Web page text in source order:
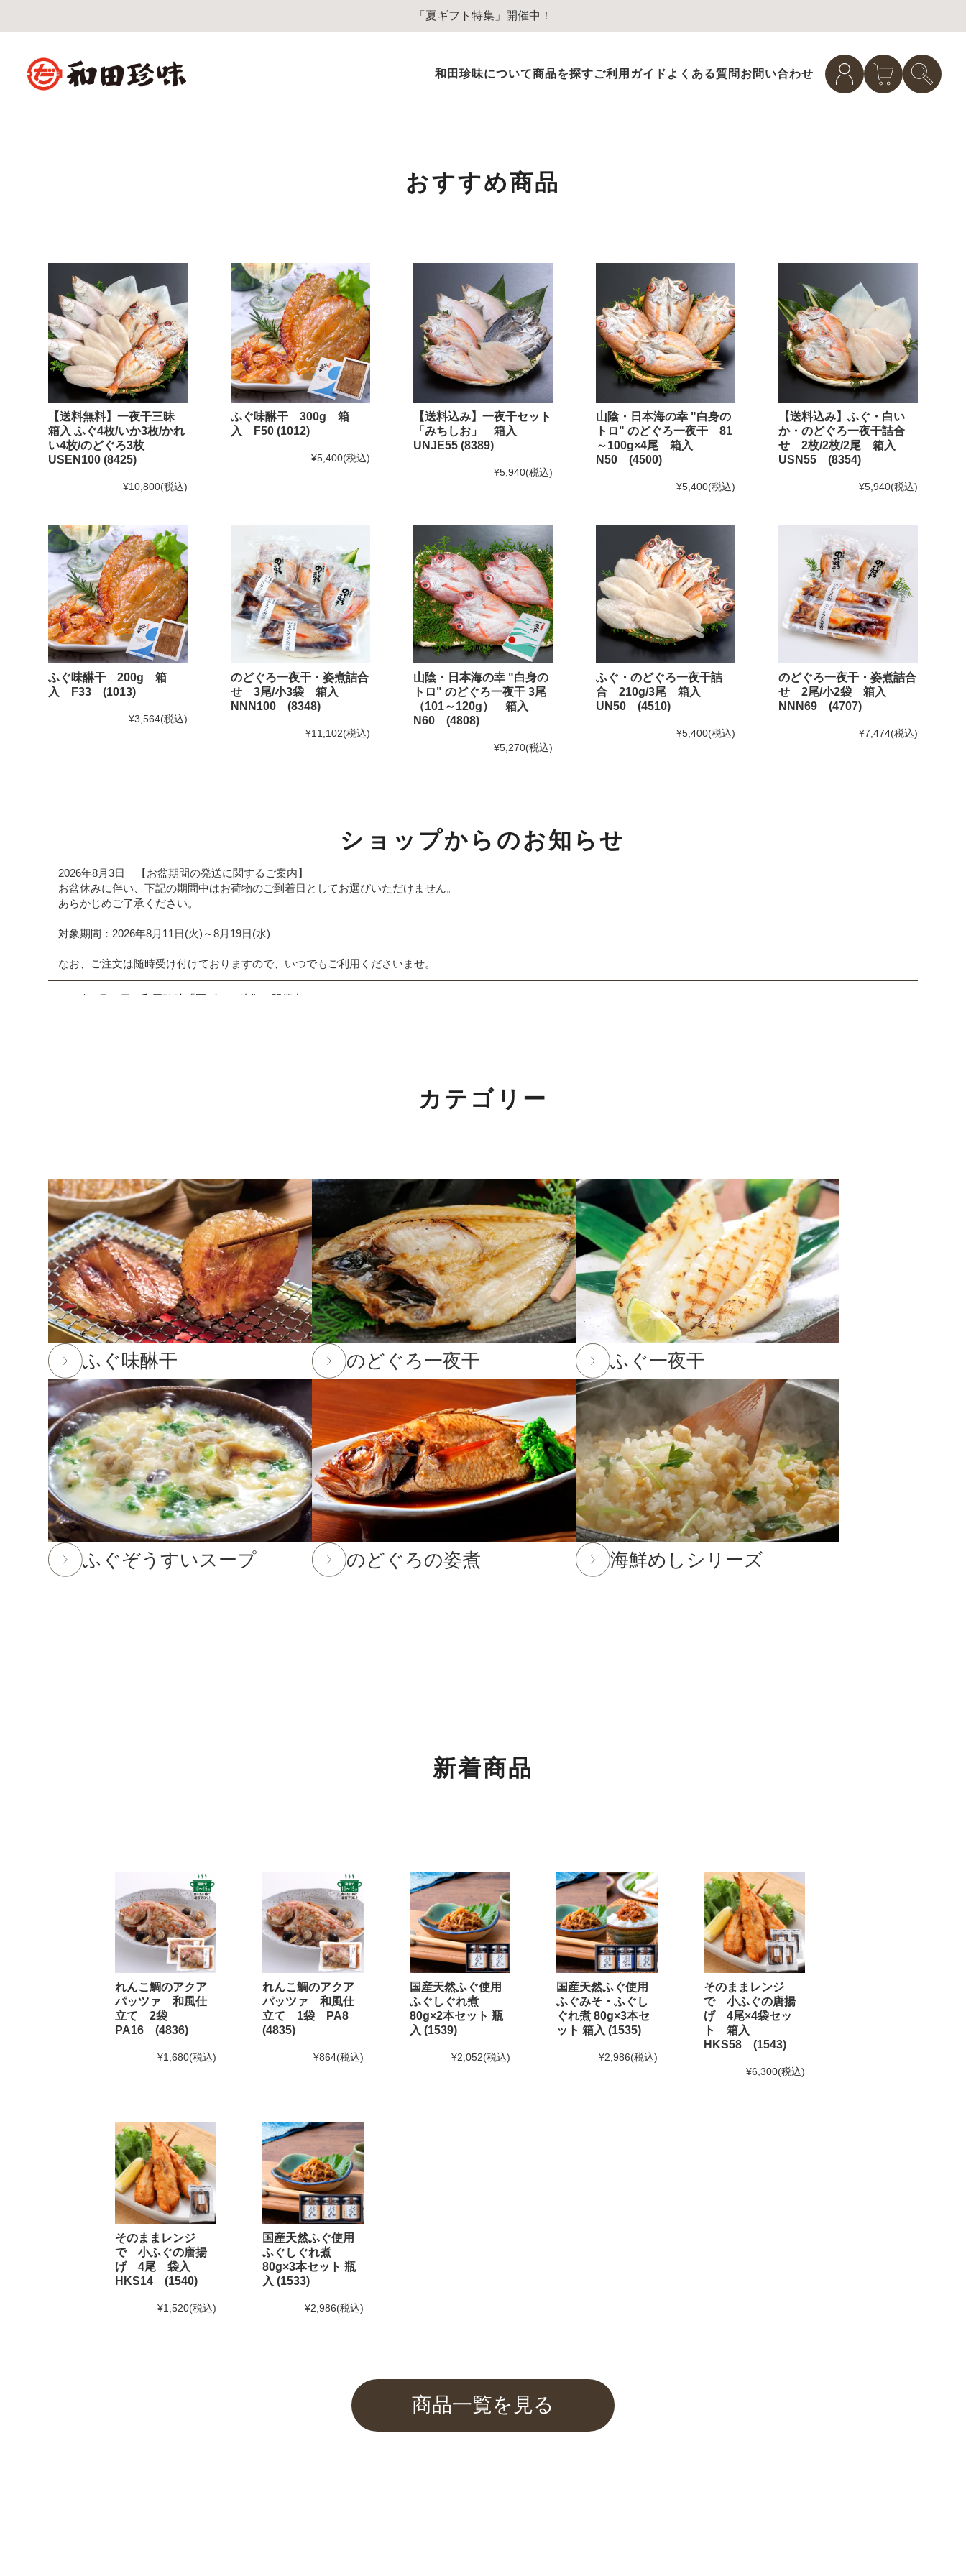
「夏ギフト特集」開催中！
和田珍味について商品を探す
ふぐ一夜干
のどぐろ商品
のどぐろ一夜干
のどぐろのたたき
のどぐろの姿煮
のどぐろのアクアパッツァ
いか商品
白いか一夜干
その他商品
かれい商品
あなご商品
おひとりさま鍋シリーズ
めしともシリーズ
Shinwaカフェシリーズ
ふんわり焼きあげシリーズ
お試しセット
夏ギフト特集
長寿・還暦祝い
ご法要・香典返し
価格別に探す
〜1,000円
1,001〜3,000円
3,001〜5,000円
5,001〜8,000円
8,001円〜
ご利用ガイド よくある質問 お問い合わせ
おすすめ商品
【送料無料】一夜干三昧
箱入 ふぐ4枚/いか3枚/かれ
い4枚/のどぐろ3枚
USEN100 (8425)
¥10,800(税込)
ふぐ味醂干 300g 箱
入 F50 (1012)
¥5,400(税込)
【送料込み】一夜干セット
「みちしお」 箱入
UNJE55 (8389)
¥5,940(税込)
山陰・日本海の幸 "白身の
トロ" のどぐろ一夜干 81
～100g×4尾 箱入
N50 (4500)
¥5,400(税込)
【送料込み】ふぐ・白い
か・のどぐろ一夜干詰合
せ 2枚/2枚/2尾 箱入
USN55 (8354)
¥5,940(税込)
ふぐ味醂干 200g 箱
入 F33 (1013)
¥3,564(税込)
のどぐろ一夜干・姿煮詰合
せ 3尾/小3袋 箱入
NNN100 (8348)
¥11,102(税込)
山陰・日本海の幸 "白身の
トロ" のどぐろ一夜干 3尾
（101～120g） 箱入
N60 (4808)
¥5,270(税込)
ふぐ・のどぐろ一夜干詰
合 210g/3尾 箱入
UN50 (4510)
¥5,400(税込)
のどぐろ一夜干・姿煮詰合
せ 2尾/小2袋 箱入
NNN69 (4707)
¥7,474(税込)
ショップからのお知らせ
2026年8月3日 【お盆期間の発送に関するご案内】
お盆休みに伴い、下記の期間中はお荷物のご到着日としてお選びいただけません。
あらかじめご了承ください。
対象期間：2026年8月11日(火)～8月19日(水)
なお、ご注文は随時受け付けておりますので、いつでもご利用くださいませ。
2026年5月29日 和田珍味「夏ギフト特集」開催中！
2026年1月19日本店カフェの休止について
2026年1月10日 本店カフェにて「チョコレートフェア」開催中！3/1(日)まで。詳しくはこちら
2026年1月8日 NHK「あさイチ」にて福乃和をご紹介いただきました！詳しくはこちら
2025年12月24日実店舗の年末年始の営業時間について
年内発送受付は12月23日(火)11:59までとなります。12月23日(火)12:00以降のご注文は2026年1月10日(土)からのお届けとなります。予めご了承下さい。
※もち・そば・かまぼこ商品の年内発送受付は12月12日(金)までとなります。(予定よりも早く締め切る場合がございます。)
※前入金のお客様につきまして、年内発送の受付は12月12日(金)までとなります。12月13日(土)以降のご注文はお支払い方法変更、またはご注文キャンセルのご案内
を行う場合がございます。ご了承下さい。
2025年10月24日「冬ギフト特集」開催中！11月末までのご注文・ご予約は送料半額！
2025年8月29日大感謝祭「秋のうまいもん」開催中！2025年10月16日(木)まで
2025年7月29日 【お盆期間の発送に関するご案内】
お盆休みに伴い、下記の期間中はお荷物のご到着日としてお選びいただけません。
あらかじめご了承ください。
2025年2月25日 【本店カフェのお知らせ】
春の新作パンケーキ「SHINWA抹茶パンケーキ 大田いちご」「SHINWAパンケーキ いちごミルフィーユ」が3月より登場です！
こちら
2025年2月22日 BSS山陰放送「JOY!＋」にて和田珍味の「ふぐ味醂干」「ふぐ一夜干」が紹介されました
2024年12月5日実店舗の年末年始の営業時間について
年内発送受付は12月20日(金)11:59までとなります。12月20日(金)12:00以降のご注文は2025年1月10日(金)からのお届けとなります。予めご了承下さい。
2024年8月30日大感謝祭「秋のうまいもん」開催中！
2024年8月27日 【和田珍味本店・福乃和からのお知らせ[訂正]】
台風10号の影響により8月28日(水)を臨時休業とさせて頂く予定でしたが、
台風の影響が少ないため通常通り営業
することといたしました。
なお、台風の進路によっては29日(木)・30日(金)の営業時間を変更する場合がございます。
ご来店予定の方は随時お知らせをご確認頂けますと幸いです。
2024年7月30日 【お盆期間の発送に関するご案内】
あらかじめご了承ください。
使えるニュース ランチバッグ様にてふぐみそを紹介して頂きました
カテゴリー
ふぐ味醂干 のどぐろ一夜干 ふぐ一夜干
ふぐぞうすいスープ のどぐろの姿煮 海鮮めしシリーズ
新着商品
れんこ鯛のアクア
パッツァ 和風仕
立て 2袋
PA16 (4836)
¥1,680(税込)
れんこ鯛のアクア
パッツァ 和風仕
立て 1袋 PA8
(4835)
¥864(税込)
国産天然ふぐ使用
ふぐしぐれ煮
80g×2本セット 瓶
入 (1539)
¥2,052(税込)
国産天然ふぐ使用
ふぐみそ・ふぐし
ぐれ煮 80g×3本セ
ット 箱入 (1535)
¥2,986(税込)
そのままレンジ
で 小ふぐの唐揚
げ 4尾×4袋セッ
ト 箱入
HKS58 (1543)
¥6,300(税込)
そのままレンジ
で 小ふぐの唐揚
げ 4尾 袋入
HKS14 (1540)
¥1,520(税込)
国産天然ふぐ使用
ふぐしぐれ煮
80g×3本セット 瓶
入 (1533)
¥2,986(税込)
商品一覧を見る